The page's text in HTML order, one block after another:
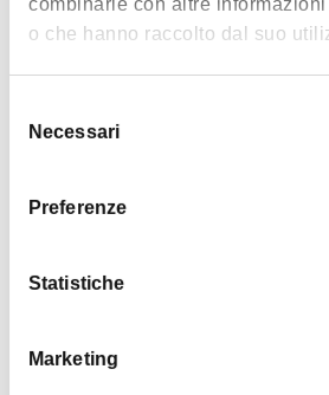
combinarle con altre
o che hanno raccolto dal suo
delNecessari
Preferenze
Statistiche
Marketing
orario continuato: 08.30 - 18.00